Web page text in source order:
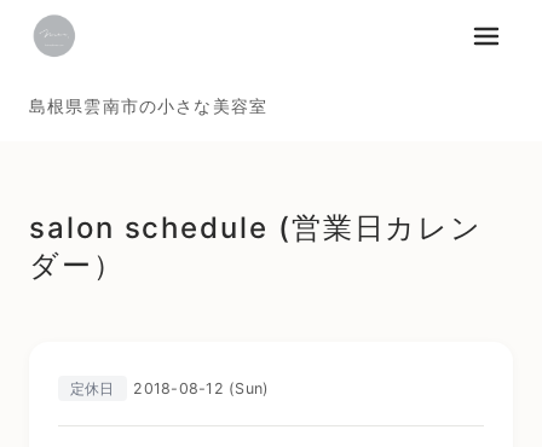
島根県雲南市の小さな美容室
メニュ
salon schedule (営業日カレン
ダー）
定休日 2018-08-12 (Sun)